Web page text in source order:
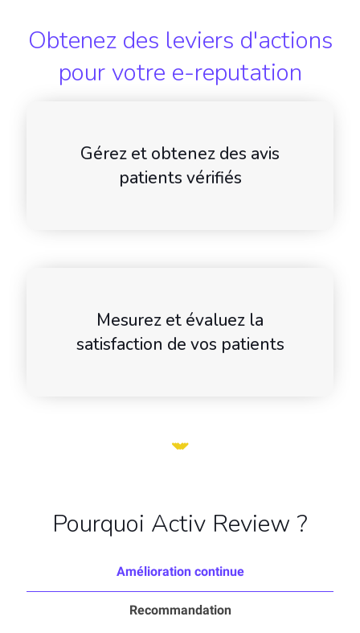
Obtenez des leviers d'actions
pour votre e-reputation
Gérez et obtenez des avis
patients vérifiés
Mesurez et évaluez la
satisfaction de vos patients
Pourquoi Activ Review ?
Amélioration continue
Recommandation